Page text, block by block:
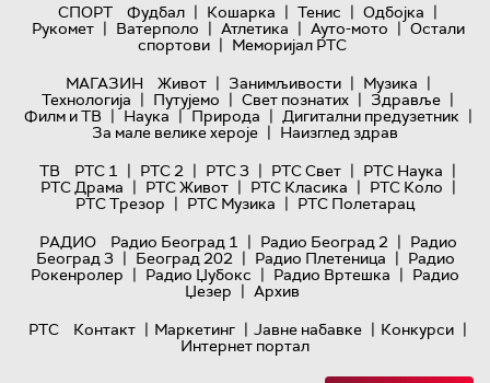
СПОРТ
Фудбал | Кошарка | Тенис | Одбојка |
Рукомет | Ватерполо | Атлетика | Ауто-мото | Остали
спортови | Меморијал РТС
МАГАЗИН
Живот | Занимљивости | Музика |
Технологијa | Путујемо | Свет познатих | Здравље |
Филм и ТВ | Наука | Природа | Дигитални предузетник |
За мале велике хероје | Наизглед здрав
ТВ
РТС 1 | РТС 2 | РТС 3 | РТС Свет | РТС Наука |
РТС Драма | РТС Живот | РТС Класика | РТС Коло |
РТС Трезор | РТС Музика | РТС Полетарац
РАДИО
Радио Београд 1 | Радио Београд 2 | Радио
Београд 3 | Београд 202 | Радио Плетеница | Радио
Рокенролер | Радио Џубокс | Радио Вртешка | Радио
Џезер | Архив
РТС
Контакт | Маркетинг | Јавне набавке | Конкурси |
Интернет портал